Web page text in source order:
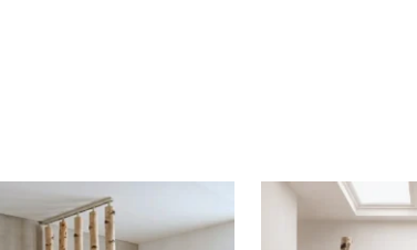
gemonteerd